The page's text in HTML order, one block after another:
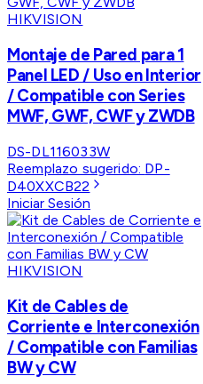
HIKVISION
Montaje de Pared para 1
Panel LED / Uso en Interior
/ Compatible con Series
MWF, GWF, CWF y ZWDB
DS-DL116033W
Reemplazo sugerido: DP-
D40XXCB22
Iniciar Sesión
HIKVISION
Kit de Cables de
Corriente e Interconexión
/ Compatible con Familias
BW y CW